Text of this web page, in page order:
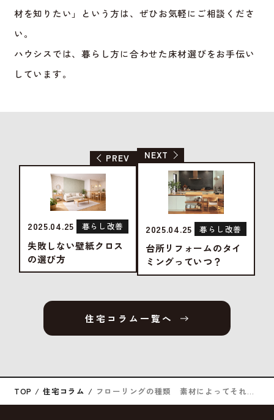
材を知りたい」という方は、ぜひお気軽にご相談くださ
い。
ハウシスでは、暮らし方に合わせた床材選びをお手伝い
しています。
PREV
2025.04.25 暮らし改善
失敗しない壁紙クロス
の選び方
NEXT
2025.04.25 暮らし改善
台所リフォームのタイ
ミングっていつ？
住宅コラム一覧へ
TOP 住宅コラム フローリングの種類 素材によってそれぞれの良さがある！